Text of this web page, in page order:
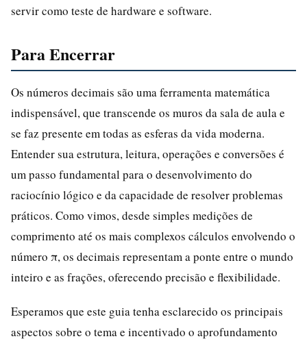
servir como teste de hardware e software.
Para Encerrar
Os números decimais são uma ferramenta matemática
indispensável, que transcende os muros da sala de aula e
se faz presente em todas as esferas da vida moderna.
Entender sua estrutura, leitura, operações e conversões é
um passo fundamental para o desenvolvimento do
raciocínio lógico e da capacidade de resolver problemas
práticos. Como vimos, desde simples medições de
comprimento até os mais complexos cálculos envolvendo o
número π, os decimais representam a ponte entre o mundo
inteiro e as frações, oferecendo precisão e flexibilidade.
Esperamos que este guia tenha esclarecido os principais
aspectos sobre o tema e incentivado o aprofundamento